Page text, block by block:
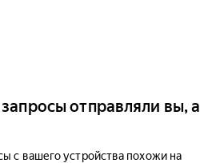
отправляли вы, а
с вашего устройства похожи на